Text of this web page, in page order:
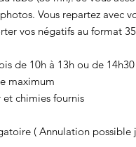
Vous repartez avec
vos négatifs au format
de 10h à 13h ou de
maximum
chimies fournis
( Annulation possible